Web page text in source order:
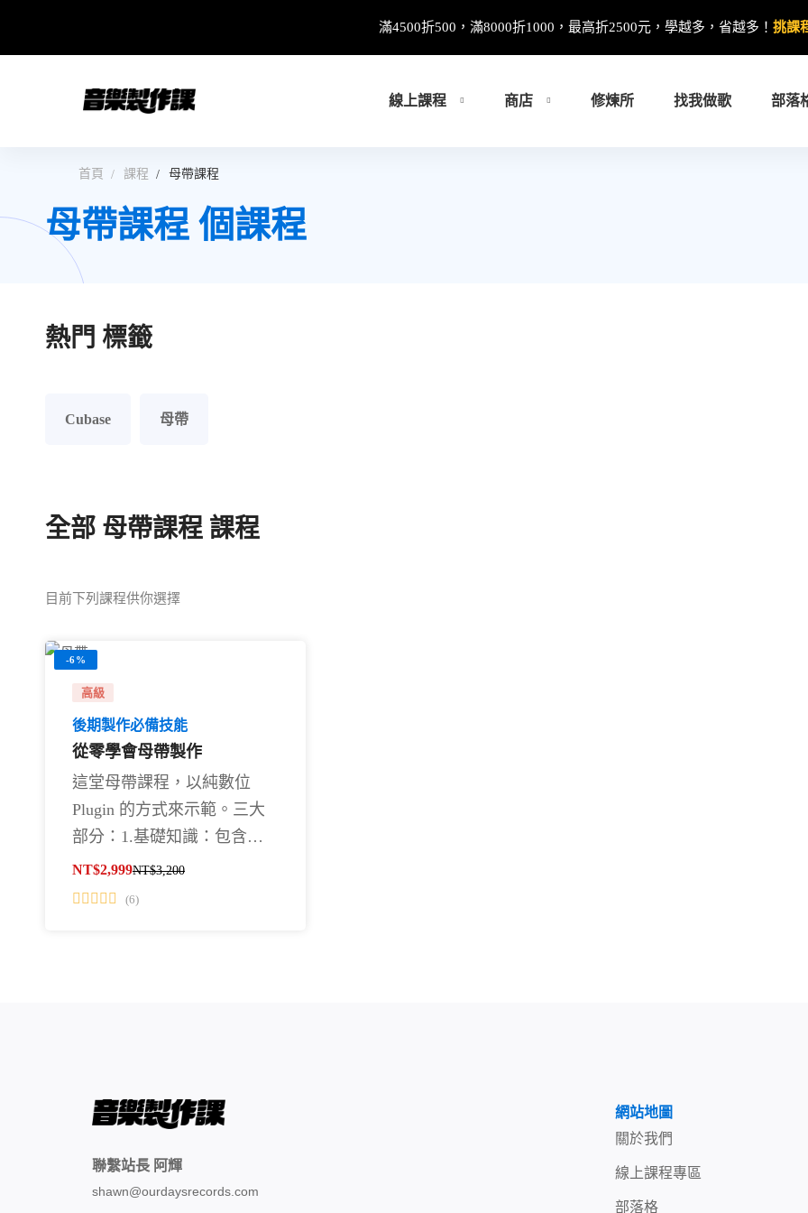
滿4500折500，滿8000折1000，最高折2500元，學越多，省越多！ 挑課
線上課程 商店 修煉所 找我做歌 部落
首頁 課程 母帶課程
母帶課程 個課程
熱門 標籤
Cubase 母帶
全部 母帶課程 課程
目前下列課程供你選擇
-6%
高級
後期製作必備技能
從零學會母帶製作
這堂母帶課程，以純數位
Plugin 的方式來示範。三大
部分：1.基礎知識：包含對
母帶的認識、音量與大小
聲、環境的設定。 2. 常見手
NT$2,999NT$3,200
(6)
聯繫站長 阿輝
shawn@ourdaysrecords.com
網站地圖
關於我們
線上課程專區
部落格